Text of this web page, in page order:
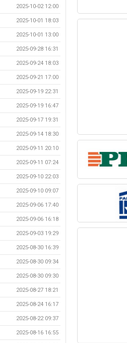
2025-10-02 12:00
2025-10-01 18:03
2025-10-01 13:00
2025-09-28 16:31
2025-09-24 18:03
2025-09-21 17:00
2025-09-19 22:31
2025-09-19 16:47
2025-09-17 19:31
2025-09-14 18:30
2025-09-11 20:10
2025-09-11 07:24
2025-09-10 22:03
2025-09-10 09:07
2025-09-06 17:40
2025-09-06 16:18
2025-09-03 19:29
2025-08-30 16:39
2025-08-30 09:34
2025-08-30 09:30
2025-08-27 18:21
2025-08-24 16:17
2025-08-22 09:37
2025-08-16 16:55